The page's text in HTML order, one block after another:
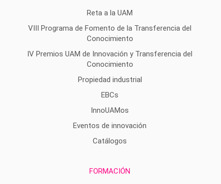
Reta a la UAM
VIII Programa de Fomento de la Transferencia del
Conocimiento
IV Premios UAM de Innovación y Transferencia del
Conocimiento
Propiedad industrial
EBCs
InnoUAMos
Eventos de innovación
Catálogos
FORMACIÓN